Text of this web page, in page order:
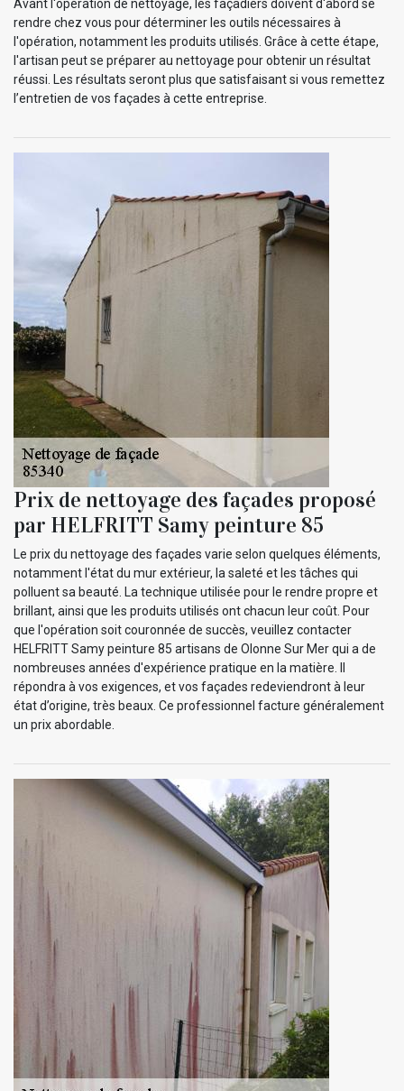
Avant l'opération de nettoyage, les façadiers doivent d'abord se
rendre chez vous pour déterminer les outils nécessaires à
l'opération, notamment les produits utilisés. Grâce à cette étape,
l'artisan peut se préparer au nettoyage pour obtenir un résultat
réussi. Les résultats seront plus que satisfaisant si vous remettez
l’entretien de vos façades à cette entreprise.
Prix de nettoyage des façades proposé
par HELFRITT Samy peinture 85
Le prix du nettoyage des façades varie selon quelques éléments,
notamment l'état du mur extérieur, la saleté et les tâches qui
polluent sa beauté. La technique utilisée pour le rendre propre et
brillant, ainsi que les produits utilisés ont chacun leur coût. Pour
que l'opération soit couronnée de succès, veuillez contacter
HELFRITT Samy peinture 85 artisans de Olonne Sur Mer qui a de
nombreuses années d'expérience pratique en la matière. Il
répondra à vos exigences, et vos façades redeviendront à leur
état d’origine, très beaux. Ce professionnel facture généralement
un prix abordable.